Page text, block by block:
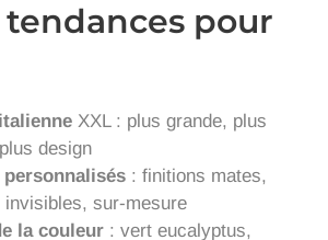
tendances pour
XXL : plus grande, plus
design
personnalisés : finitions mates,
invisibles, sur-mesure
la couleur : vert eucalyptus,